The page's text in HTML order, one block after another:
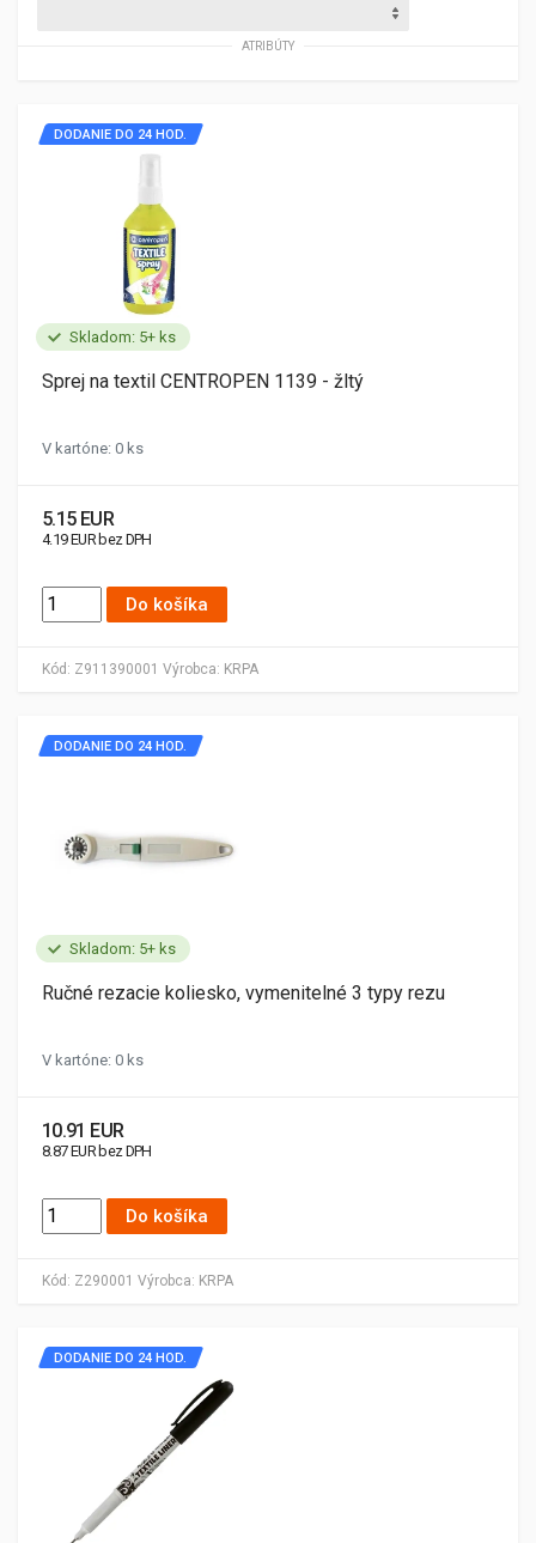
ATRIBÚTY
Skladom: 5+ ks
Kód: Z911390001 Výrobca: KRPA
DODANIE DO 24 HOD.
Sprej na textil CENTROPEN 1139 - žltý
V kartóne: 0 ks
5.15 EUR
4.19 EUR bez DPH
Do košíka
Skladom: 5+ ks
Kód: Z290001 Výrobca: KRPA
DODANIE DO 24 HOD.
Ručné rezacie koliesko, vymenitelné 3 typy rezu
V kartóne: 0 ks
10.91 EUR
8.87 EUR bez DPH
Do košíka
DODANIE DO 24 HOD.